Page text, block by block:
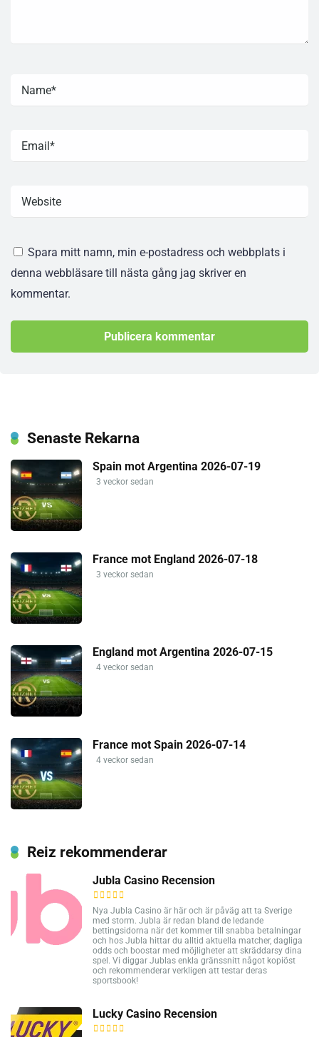
Spara mitt namn, min e-postadress och webbplats i
denna webbläsare till nästa gång jag skriver en
kommentar.
Senaste Rekarna
Spain mot Argentina 2026-07-19
3 veckor sedan
France mot England 2026-07-18
3 veckor sedan
England mot Argentina 2026-07-15
4 veckor sedan
France mot Spain 2026-07-14
4 veckor sedan
Reiz rekommenderar
Jubla Casino Recension
Nya Jubla Casino är här och är påväg att ta Sverige
med storm. Jubla är redan bland de ledande
bettingsidorna när det kommer till snabba betalningar
och hos Jubla hittar du alltid aktuella matcher, dagliga
odds och boostar med möjligheter att skräddarsy dina
spel. Vi diggar Jublas enkla gränssnitt något kopiöst
och rekommenderar verkligen att testar deras
sportsbook!
Lucky Casino Recension